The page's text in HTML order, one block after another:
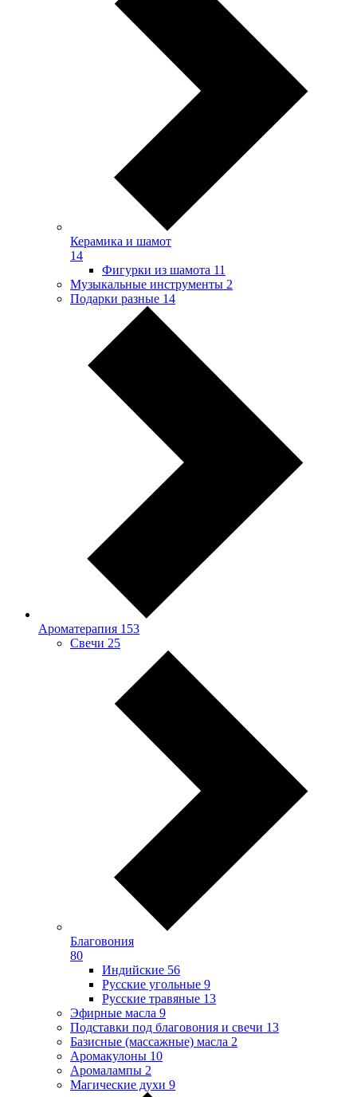
Керамика и шамот
14
Фигурки из шамота 11
Музыкальные инструменты 2
Подарки разные 14
Ароматерапия 153
Свечи 25
Благовония
80
Индийские 56
Русские угольные 9
Русские травяные 13
Эфирные масла 9
Подставки под благовония и свечи 13
Базисные (массажные) масла 2
Аромакулоны 10
Аромалампы 2
Магические духи 9